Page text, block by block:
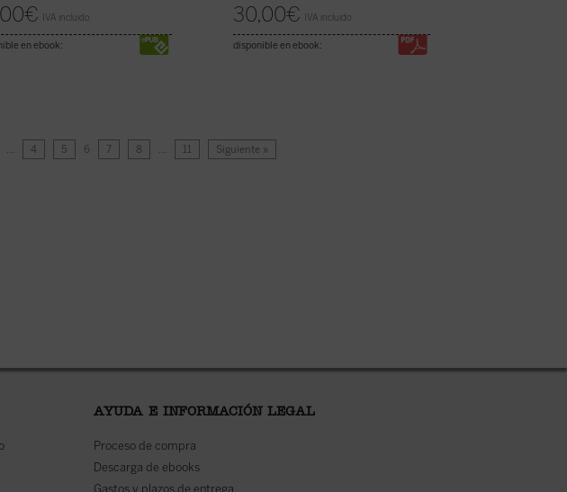
€ IVA incluido
en ebook:
30,00€ IVA incluido
disponible en ebook:
… 4 5 6 7 8 … 11 Siguiente »
AYUDA E INFORMACIÓN LEGAL
Proceso de compra
Descarga de ebooks
Gastos y plazos de entrega